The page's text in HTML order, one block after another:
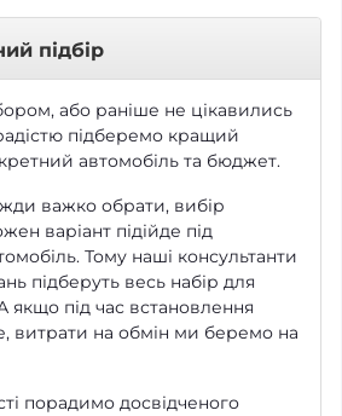
підбір
або раніше не цікавились
підберемо кращий
автомобіль та бюджет.
важко обрати, вибір
варіант підійде під
Тому наші консультанти
підберуть весь набір для
якщо під час встановлення
витрати на обмін ми беремо на
порадимо досвідченого